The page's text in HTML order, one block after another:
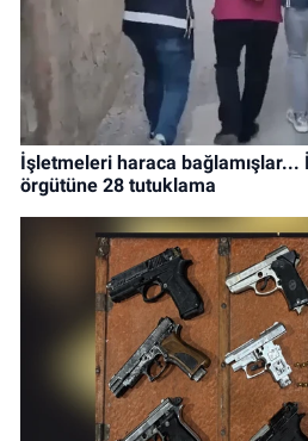
İşletmeleri haraca
örgütüne 28 tutuklama